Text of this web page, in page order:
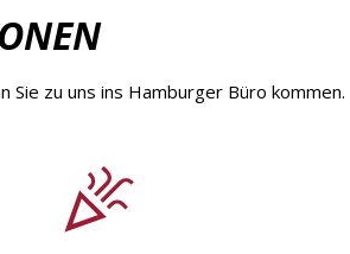
zu uns ins Hamburger Büro kommen.